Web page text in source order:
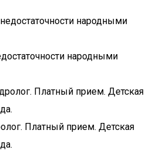
народными
Платный прием. Детская